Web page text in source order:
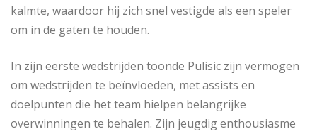
kalmte, waardoor hij zich snel vestigde als een speler
om in de gaten te houden.
In zijn eerste wedstrijden toonde Pulisic zijn vermogen
om wedstrijden te beïnvloeden, met assists en
doelpunten die het team hielpen belangrijke
overwinningen te behalen. Zijn jeugdig enthousiasme